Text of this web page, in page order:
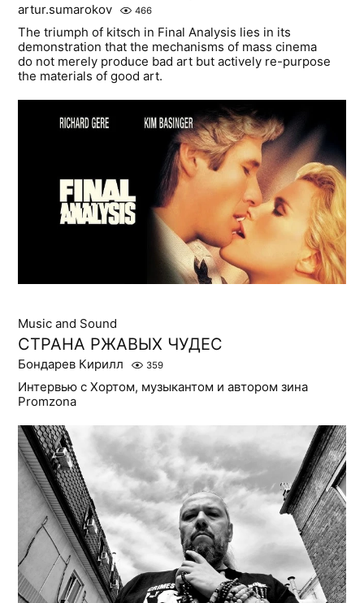
artur.sumarokov 466
The triumph of kitsch in Final Analysis lies in its
demonstration that the mechanisms of mass cinema
do not merely produce bad art but actively re-purpose
the materials of good art.
Music and Sound
СТРАНА РЖАВЫХ ЧУДЕС
Бондарев Кирилл 359
Интервью с Хортом, музыкантом и автором зина
Promzona